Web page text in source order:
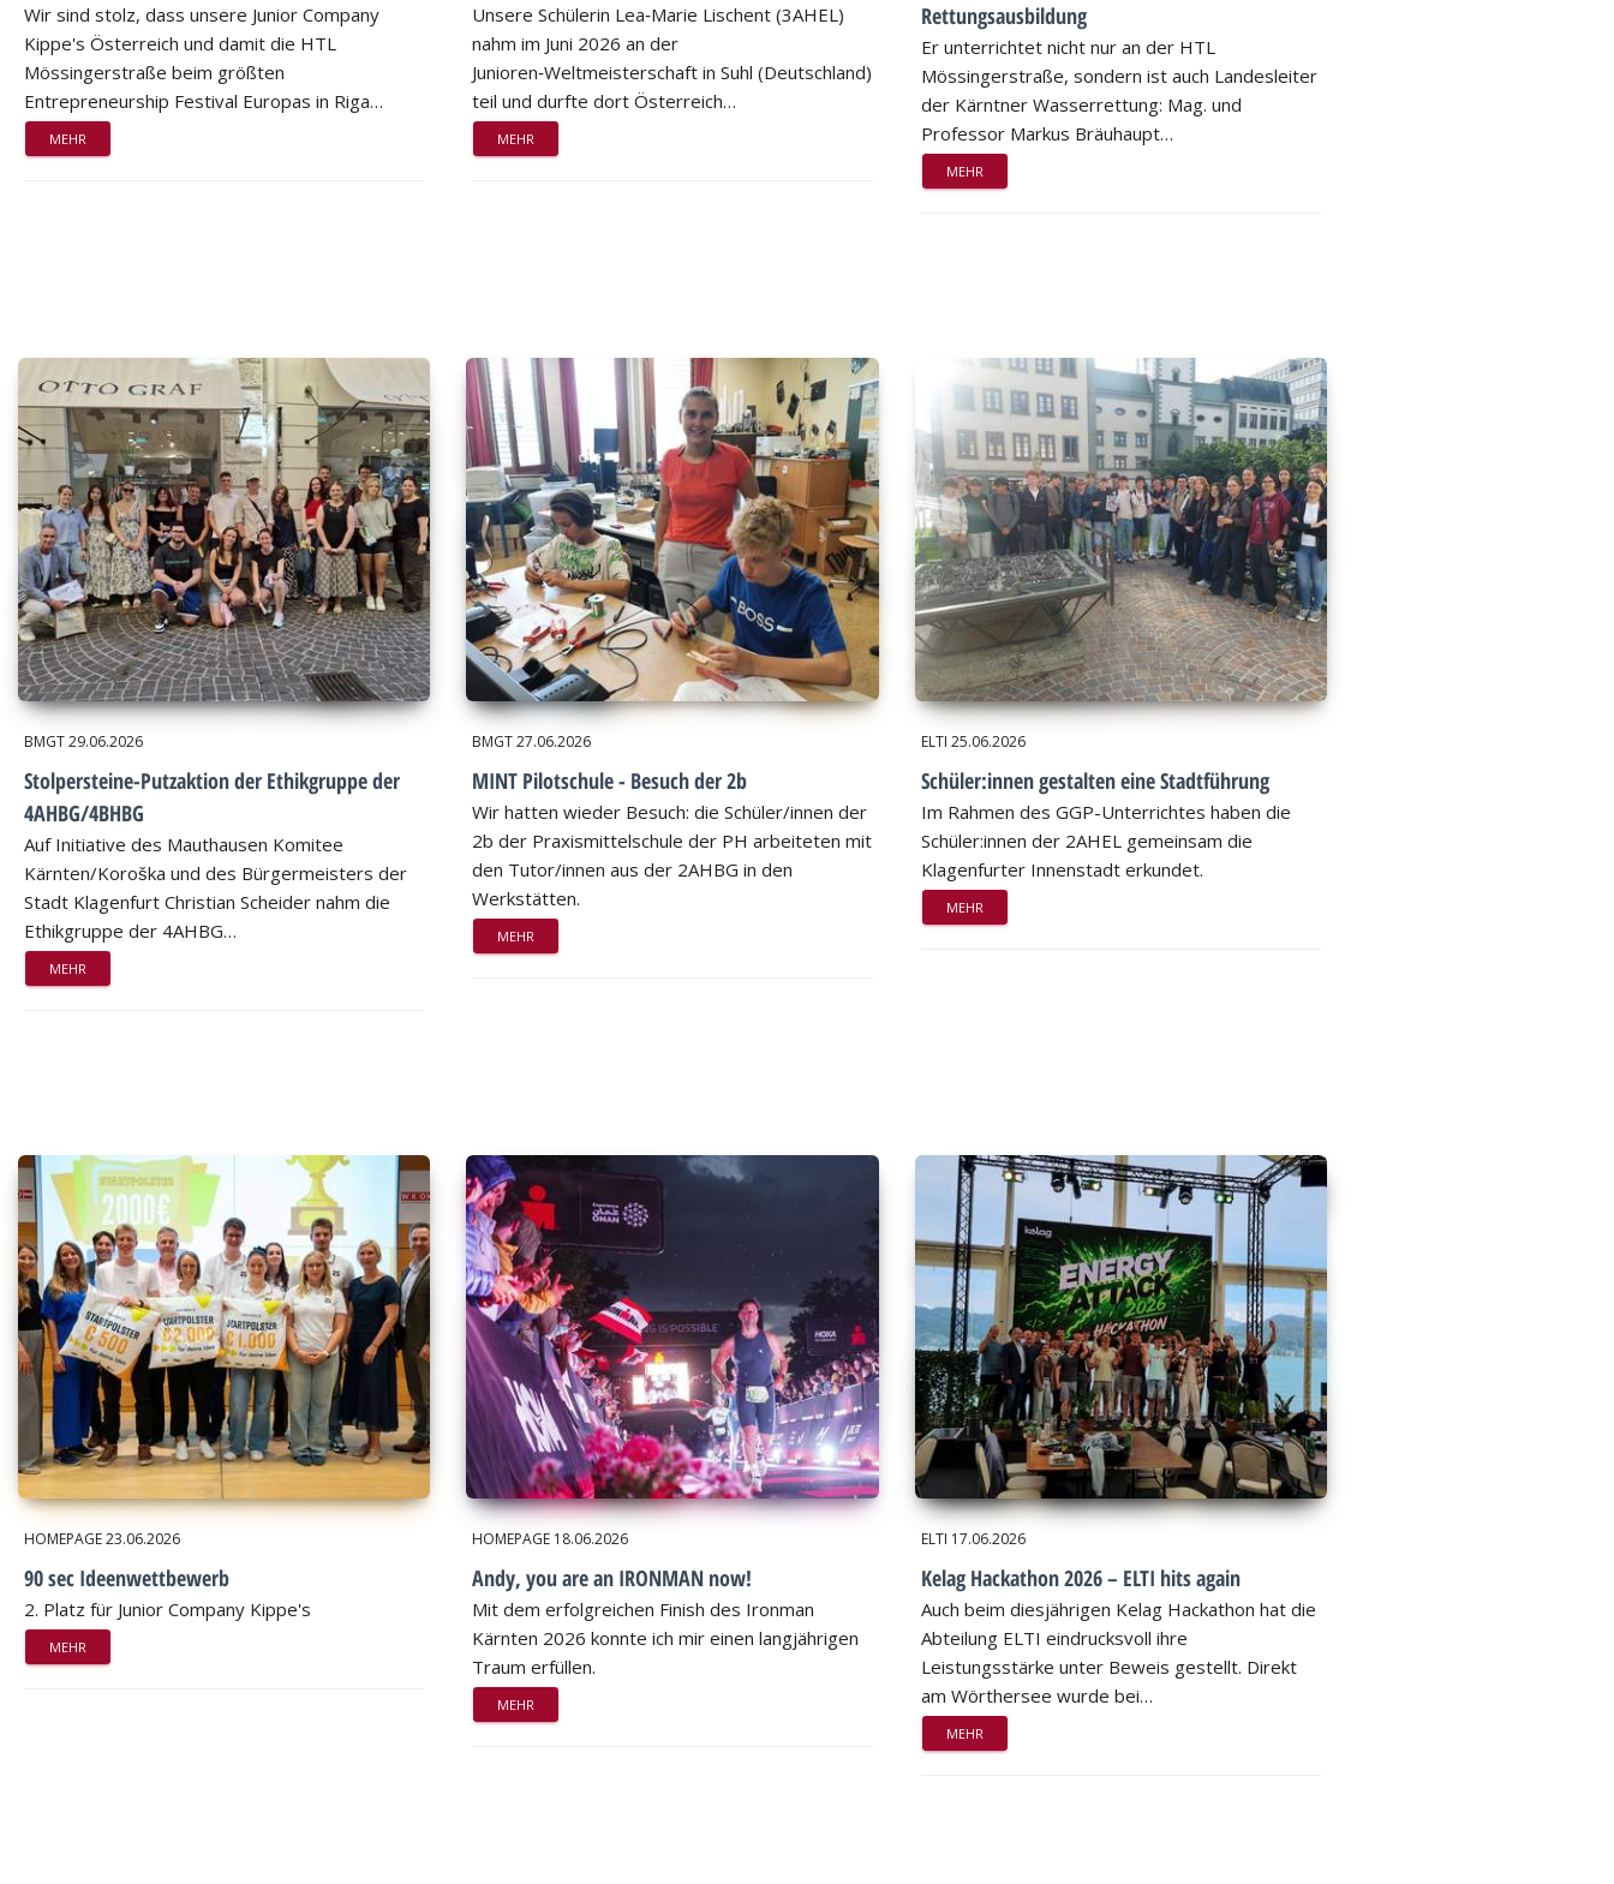
Wir sind stolz, dass unsere Junior Company
Kippe's Österreich und damit die HTL
Mössingerstraße beim größten
Entrepreneurship Festival Europas in Riga…
MEHR
Unsere Schülerin Lea‑Marie Lischent (3AHEL)
nahm im Juni 2026 an der
Junioren‑Weltmeisterschaft in Suhl (Deutschland)
teil und durfte dort Österreich…
MEHR
Rettungsausbildung
Er unterrichtet nicht nur an der HTL
Mössingerstraße, sondern ist auch Landesleiter
der Kärntner Wasserrettung: Mag. und
Professor Markus Bräuhaupt…
MEHR
BMGT29.06.2026
Stolpersteine-Putzaktion der Ethikgruppe der
4AHBG/4BHBG
Auf Initiative des Mauthausen Komitee
Kärnten/Koroška und des Bürgermeisters der
Stadt Klagenfurt Christian Scheider nahm die
Ethikgruppe der 4AHBG…
MEHR
BMGT27.06.2026
MINT Pilotschule - Besuch der 2b
Wir hatten wieder Besuch: die Schüler/innen der
2b der Praxismittelschule der PH arbeiteten mit
den Tutor/innen aus der 2AHBG in den
Werkstätten.
MEHR
ELTI 25.06.2026
Schüler:innen gestalten eine Stadtführung
Im Rahmen des GGP-Unterrichtes haben die
Schüler:innen der 2AHEL gemeinsam die
Klagenfurter Innenstadt erkundet.
MEHR
HOMEPAGE23.06.2026
90 sec Ideenwettbewerb
2. Platz für Junior Company Kippe's
MEHR
HOMEPAGE 18.06.2026
Andy, you are an IRONMAN now!
Mit dem erfolgreichen Finish des Ironman
Kärnten 2026 konnte ich mir einen langjährigen
Traum erfüllen.
MEHR
ELTI 17.06.2026
Kelag Hackathon 2026 – ELTI hits again
Auch beim diesjährigen Kelag Hackathon hat die
Abteilung ELTI eindrucksvoll ihre
Leistungsstärke unter Beweis gestellt. Direkt
am Wörthersee wurde bei…
MEHR